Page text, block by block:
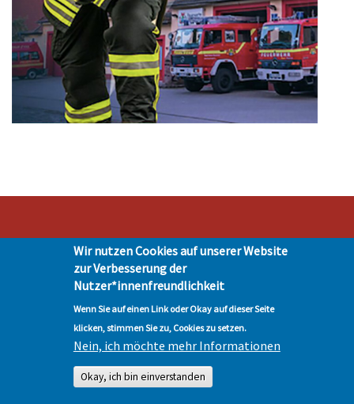
Stadt Hohen Neuendorf • Oranienburger Str. 2 • 16540 Hohen Neuendorf •
Telefon 03303-528-0
Impressum|Presse| Datenschutz| © Hohen-Neuendorf.de, Alle Rechte
vorbehalten - Vervielfältigung nur mit unserer Genehmigung
Wir nutzen Cookies auf unserer Website
zur Verbesserung der
Nutzer*innenfreundlichkeit
Wenn Sie auf einen Link oder Okay auf dieser Seite
klicken, stimmen Sie zu, Cookies zu setzen.
Nein, ich möchte mehr Informationen
Okay, ich bin einverstanden